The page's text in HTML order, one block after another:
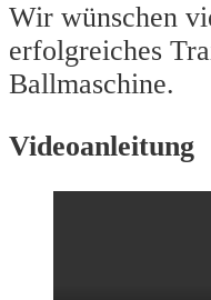
Wir wünschen
erfolgreiches
Ballmaschine.
Videoanleitung